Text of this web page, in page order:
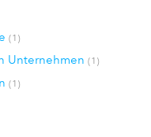
(1)
Unternehmen(1)
(1)